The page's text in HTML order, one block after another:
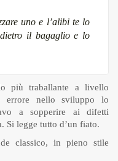
uno e l’alibi te lo
il bagaglio e lo
più traballante a livello
errore nello sviluppo lo
a sopperire ai difetti
Si legge tutto d’un fiato.
classico, in pieno stile